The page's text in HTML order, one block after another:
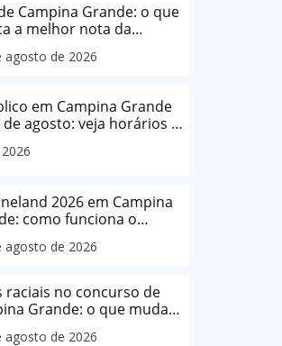
Campina Grande: o que
a melhor nota da
da rede municipal
agosto de 2026
em Campina Grande
agosto: veja horários e
2026 em Campina
como funciona o
e o que esperar da
agosto de 2026
raciais no concurso de
Grande: o que muda
da Justiça
agosto de 2026